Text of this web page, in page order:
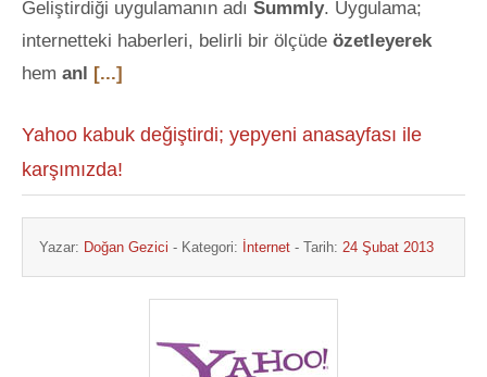
Geliştirdiği uygulamanın adı Summly. Uygulama;
internetteki haberleri, belirli bir ölçüde özetleyerek
hem anl [...]
Yahoo kabuk değiştirdi; yepyeni anasayfası ile
karşımızda!
Yazar: Doğan Gezici - Kategori: İnternet - Tarih: 24 Şubat 2013